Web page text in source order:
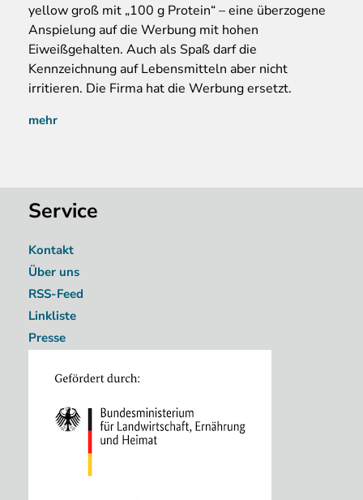
yellow groß mit „100 g Protein“ – eine überzogene
Anspielung auf die Werbung mit hohen
Eiweißgehalten. Auch als Spaß darf die
Kennzeichnung auf Lebensmitteln aber nicht
irritieren. Die Firma hat die Werbung ersetzt.
mehr
Service
Kontakt
Über uns
RSS-Feed
Linkliste
Presse